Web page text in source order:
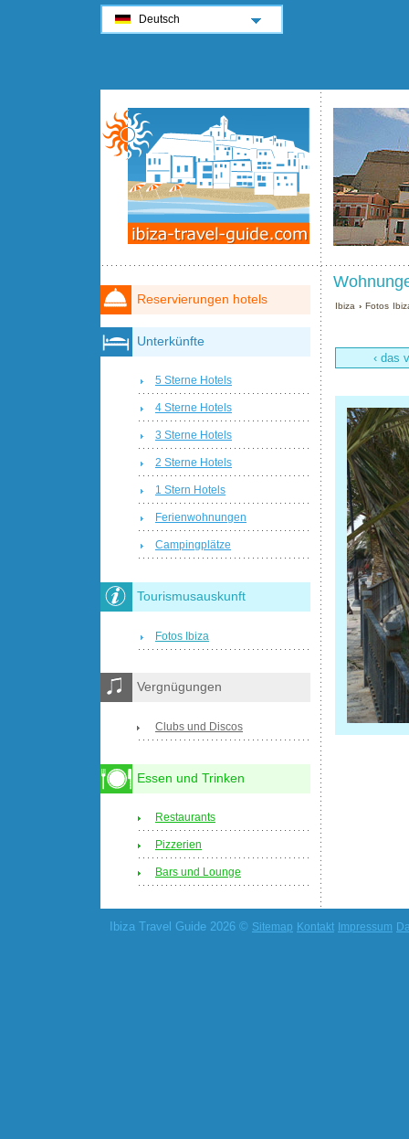
Ibiza ›Fotos
‹ das
Reservierungen hotels
Unterkünfte
5 Sterne Hotels
4 Sterne Hotels
3 Sterne Hotels
2 Sterne Hotels
1 Stern Hotels
Ferienwohnungen
Campingplätze
Tourismusauskunft
Fotos Ibiza
Vergnügungen
Clubs und Discos
Essen und Trinken
Restaurants
Pizzerien
Bars und Lounge
Ibiza Travel Guide 2026 © Sitemap Kontakt Impressum
Deutsch